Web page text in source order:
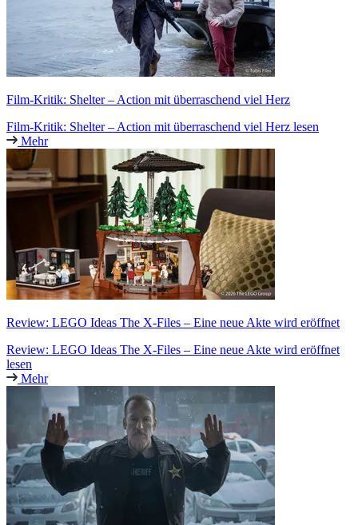
Film-Kritik: Shelter – Action mit überraschend viel Herz
Film-Kritik: Shelter – Action mit überraschend viel Herz lesen
Mehr
Review: LEGO Ideas The X-Files – Eine neue Akte wird eröffnet
Review: LEGO Ideas The X-Files – Eine neue Akte wird eröffnet
lesen
Mehr